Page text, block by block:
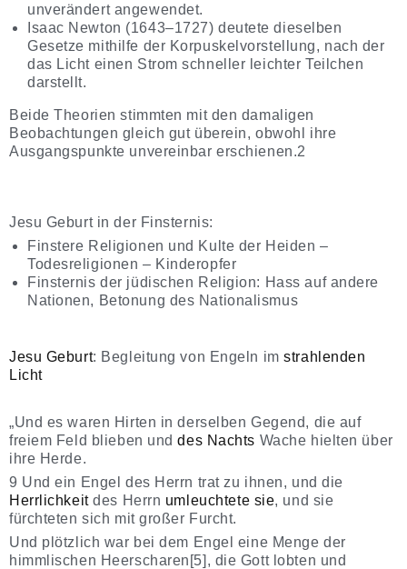
unverändert angewendet.
Isaac Newton (1643–1727) deutete dieselben
Gesetze mithilfe der Korpuskelvorstellung, nach der
das Licht einen Strom schneller leichter Teilchen
darstellt.
Beide Theorien stimmten mit den damaligen
Beobachtungen gleich gut überein, obwohl ihre
Ausgangspunkte unvereinbar erschienen.2
Jesu Geburt in der Finsternis:
Finstere Religionen und Kulte der Heiden –
Todesreligionen – Kinderopfer
Finsternis der jüdischen Religion: Hass auf andere
Nationen, Betonung des Nationalismus
Jesu Geburt: Begleitung von Engeln imstrahlenden
Licht
„Und es waren Hirten in derselben Gegend, die auf
freiem Feld blieben unddes Nachts Wache hielten über
ihre Herde.
9 Und ein Engel des Herrn trat zu ihnen, und die
Herrlichkeitdes Herrn umleuchtete sie, und sie
fürchteten sich mit großer Furcht.
Und plötzlich war bei dem Engel eine Menge der
himmlischen Heerscharen[5], die Gott lobten und